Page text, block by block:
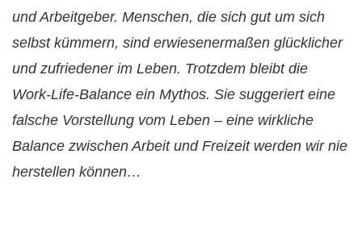
und Arbeitgeber. Menschen, die sich gut um sich
selbst kümmern, sind erwiesenermaßen glücklicher
und zufriedener im Leben. Trotzdem bleibt die
Work-Life-Balance ein Mythos. Sie suggeriert eine
falsche Vorstellung vom Leben – eine wirkliche
Balance zwischen Arbeit und Freizeit werden wir nie
herstellen können…